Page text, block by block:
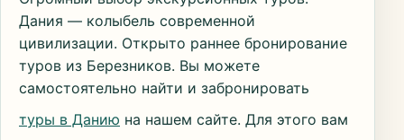
Дания — колыбель современной
цивилизации. Открыто раннее бронирование
туров из Березников. Вы можете
самостоятельно найти и забронировать
туры в Данию на нашем сайте. Для этого вам